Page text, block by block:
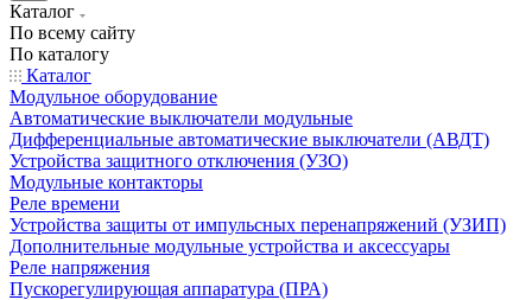
Каталог
По всему сайту
По каталогу
Каталог
Модульное оборудование
Автоматические выключатели модульные
Дифференциальные автоматические выключатели (АВДТ)
Устройства защитного отключения (УЗО)
Модульные контакторы
Реле времени
Устройства защиты от импульсных перенапряжений (УЗИП)
Дополнительные модульные устройства и аксессуары
Реле напряжения
Пускорегулирующая аппаратура (ПРА)